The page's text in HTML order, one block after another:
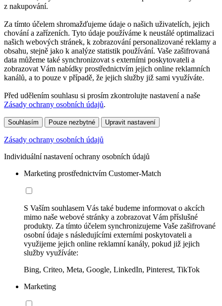
z nakupování.
Za tímto účelem shromažďujeme údaje o našich uživatelích, jejich
chování a zařízeních. Tyto údaje používáme k neustálé optimalizaci
našich webových stránek, k zobrazování personalizované reklamy a
obsahu, stejně jako k analýze statistik používání. Vaše zašifrovaná
data můžeme také synchronizovat s externími poskytovateli a
zobrazovat Vám nabídky prostřednictvím jejich online reklamních
kanálů, a to pouze v případě, že jejich služby již sami využíváte.
Před udělením souhlasu si prosím zkontrolujte nastavení a naše
Zásady ochrany osobních údajů.
Souhlasím Pouze nezbytné Upravit nastavení
Zásady ochrany osobních údajů
Individuální nastavení ochrany osobních údajů
Marketing prostřednictvím Customer-Match
S Vaším souhlasem Vás také budeme informovat o akcích
mimo naše webové stránky a zobrazovat Vám příslušné
produkty. Za tímto účelem synchronizujeme Vaše zašifrované
osobní údaje s následujícími externími poskytovateli a
využijeme jejich online reklamní kanály, pokud již jejich
služby využíváte:
Bing, Criteo, Meta, Google, LinkedIn, Pinterest, TikTok
Marketing